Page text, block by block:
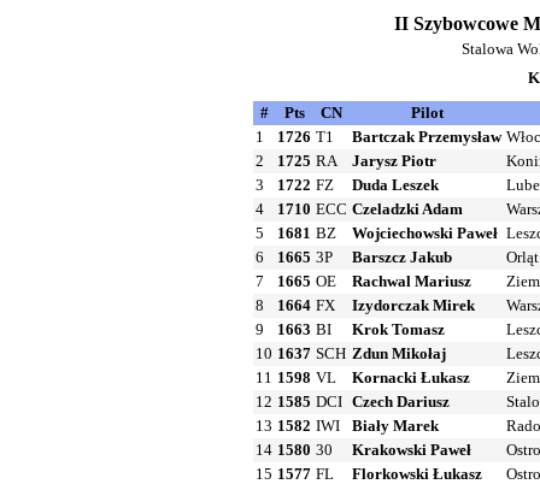
II Szybowcowe
Stalowa
#
Pts CN
Pilot
1
1726 T1 Bartczak Przemysław
2
1725 RA Jarysz Piotr
3
1722 FZ Duda Leszek
4
1710 ECC Czeladzki Adam
5
1681 BZ Wojciechowski Paweł
6
1665 3P Barszcz Jakub
7
1665 OE Rachwal Mariusz
8
1664 FX Izydorczak Mirek
9
1663 BI Krok Tomasz
10 1637 SCH Zdun Mikołaj
11 1598 VL Kornacki Łukasz
12 1585 DCI Czech Dariusz
13 1582 IWI Biały Marek
14 1580 30 Krakowski Paweł
15 1577 FL Florkowski Łukasz